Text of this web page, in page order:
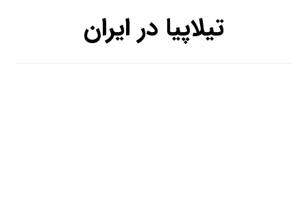
تیلاپیا در ایران